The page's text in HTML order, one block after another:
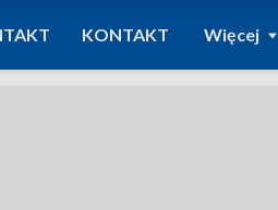
KONTAKT Więcej